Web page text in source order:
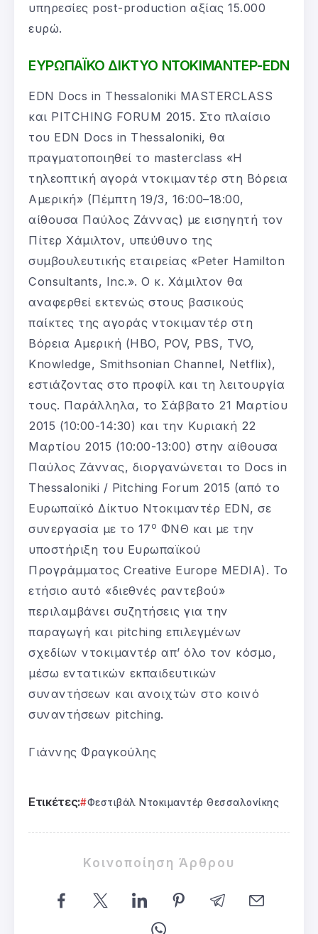
υπηρεσίες post-production αξίας 15.000
ευρώ.
ΕΥΡΩΠΑΪΚΟ ΔΙΚΤΥΟ ΝΤΟΚΙΜΑΝΤΕΡ-EDN
EDN Docs in Thessaloniki MASTERCLASS
και PITCHING FORUM 2015. Στο πλαίσιο
του EDN Docs in Thessaloniki, θα
πραγματοποιηθεί το masterclass «Η
τηλεοπτική αγορά ντοκιμαντέρ στη Βόρεια
Αμερική» (Πέμπτη 19/3, 16:00–18:00,
αίθουσα Παύλος Ζάννας) με εισηγητή τον
Πίτερ Χάμιλτον, υπεύθυνο της
συμβουλευτικής εταιρείας «Peter Hamilton
Consultants, Inc.». Ο κ. Χάμιλτον θα
αναφερθεί εκτενώς στους βασικούς
παίκτες της αγοράς ντοκιμαντέρ στη
Βόρεια Αμερική (HBO, POV, PBS, TVO,
Knowledge, Smithsonian Channel, Netflix),
εστιάζοντας στο προφίλ και τη λειτουργία
τους. Παράλληλα, το Σάββατο 21 Μαρτίου
2015 (10:00-14:30) και την Κυριακή 22
Μαρτίου 2015 (10:00-13:00) στην αίθουσα
Παύλος Ζάννας, διοργανώνεται το Docs in
Τhessaloniki / Pitching Forum 2015 (από το
Ευρωπαϊκό Δίκτυο Ντοκιμαντέρ EDN, σε
συνεργασία με το 17 ο ΦΝΘ και με την
υποστήριξη του Ευρωπαϊκού
Προγράμματος Creative Europe ΜEDIA). To
ετήσιο αυτό «διεθνές ραντεβού»
περιλαμβάνει συζητήσεις για την
παραγωγή και pitching επιλεγμένων
σχεδίων ντοκιμαντέρ απ’ όλο τον κόσμο,
μέσω εντατικών εκπαιδευτικών
συναντήσεων και ανοιχτών στο κοινό
συναντήσεων pitching.
Γιάννης Φραγκούλης
Ετικέτες: Φεστιβάλ Ντοκιμαντέρ Θεσσαλονίκης
Κοινοποίηση Άρθρου